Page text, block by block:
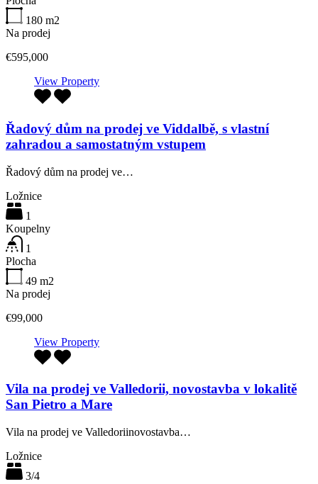
180 m2
Na prodej
€595,000
View Property
Řadový dům na prodej ve Viddalbě, s vlastní
zahradou a samostatným vstupem
Řadový dům na prodej ve…
Ložnice
1
Koupelny
1
Plocha
49 m2
Na prodej
€99,000
View Property
Vila na prodej ve Valledorii, novostavba v lokalitě
San Pietro a Mare
Vila na prodej ve Valledoriinovostavba…
Ložnice
3/4